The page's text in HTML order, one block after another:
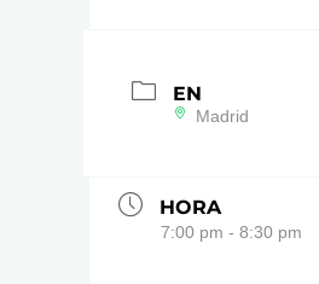
EN
Madrid
HORA
7:00 pm - 8:30 pm